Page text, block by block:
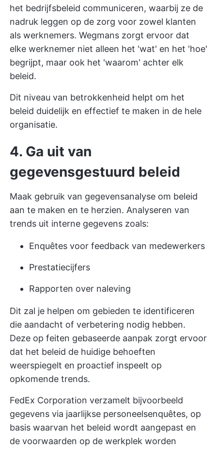
het bedrijfsbeleid communiceren, waarbij ze de
nadruk leggen op de zorg voor zowel klanten
als werknemers. Wegmans zorgt ervoor dat
elke werknemer niet alleen het 'wat' en het 'hoe'
begrijpt, maar ook het 'waarom' achter elk
beleid.
Dit niveau van betrokkenheid helpt om het
beleid duidelijk en effectief te maken in de hele
organisatie.
4. Ga uit van
gegevensgestuurd beleid
Maak gebruik van gegevensanalyse om beleid
aan te maken en te herzien. Analyseren van
trends uit interne gegevens zoals:
Enquêtes voor feedback van medewerkers
Prestatiecijfers
Rapporten over naleving
Dit zal je helpen om gebieden te identificeren
die aandacht of verbetering nodig hebben.
Deze op feiten gebaseerde aanpak zorgt ervoor
dat het beleid de huidige behoeften
weerspiegelt en proactief inspeelt op
opkomende trends.
FedEx Corporation verzamelt bijvoorbeeld
gegevens via jaarlijkse personeelsenquêtes, op
basis waarvan het beleid wordt aangepast en
de voorwaarden op de werkplek worden